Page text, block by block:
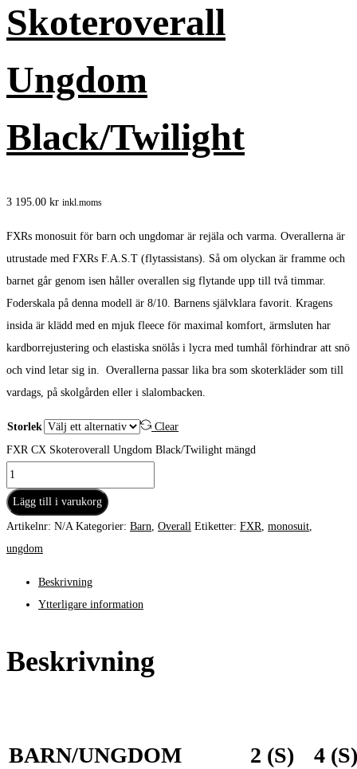
Skoteroverall
Ungdom
Black/Twilight
3 195.00 kr inkl.moms
FXRs monosuit för barn och ungdomar är rejäla och varma. Overallerna är
utrustade med FXRs F.A.S.T (flytassistans). Så om olyckan är framme och
barnet går genom isen håller overallen sig flytande upp till två timmar.
Foderskala på denna modell är 8/10. Barnens självklara favorit. Kragens
insida är klädd med en mjuk fleece för maximal komfort, ärmsluten har
kardborrejustering och elastiska snölås i lycra med tumhål förhindrar att snö
och vind letar sig in. Overallerna passar lika bra som skoterkläder som till
vardags, på skolgården eller i slalombacken.
Storlek
Clear
FXR CX Skoteroverall Ungdom Black/Twilight mängd
Lägg till i varukorg
Artikelnr: N/A Kategorier: Barn, Overall Etiketter: FXR, monosuit,
ungdom
Beskrivning
Ytterligare information
Beskrivning
BARN/UNGDOM 2 (S) 4 (S)